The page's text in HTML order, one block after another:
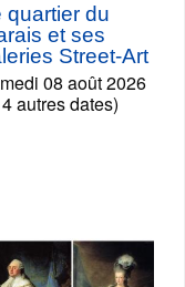
quartier du
et ses
Street-Art
08 août 2026
autres dates)